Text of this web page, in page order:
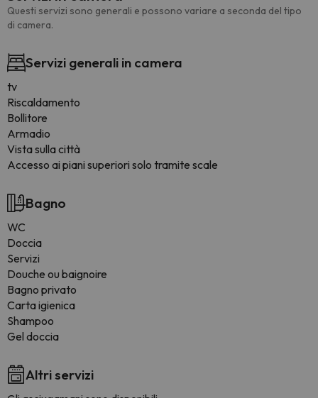
Questi servizi sono generali e possono variare a seconda del tipo
di camera.
Servizi generali in camera
tv
Riscaldamento
Bollitore
Armadio
Vista sulla città
Accesso ai piani superiori solo tramite scale
Bagno
WC
Doccia
Servizi
Douche ou baignoire
Bagno privato
Carta igienica
Shampoo
Gel doccia
Altri servizi